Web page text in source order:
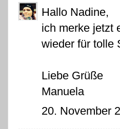
Hallo Nadine,
ich merke jetzt
wieder für tolle
Liebe Grüße
Manuela
20. November